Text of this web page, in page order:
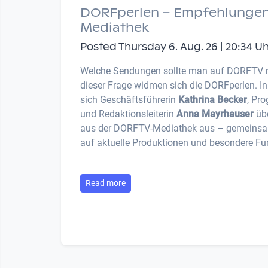
DORFperlen –
Mediathek
Posted Thursday 6. Aug. 26 | 20:34
Welche Sendungen sollte man auf DORFTV
dieser Frage widmen sich die DORFperlen.
sich Geschäftsführerin Kathrina Becker,
und Redaktionsleiterin Anna Mayrhauser
aus der DORFTV-Mediathek aus –
auf aktuelle Produktionen und besondere
Read more